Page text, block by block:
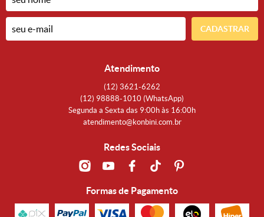
CADASTRAR
Atendimento
(12) 3621-6262
(12) 98888-1010 (WhatsApp)
Segunda a Sexta das 9:00h às 16:00h
atendimento@konbini.com.br
Redes Sociais
Formas de Pagamento